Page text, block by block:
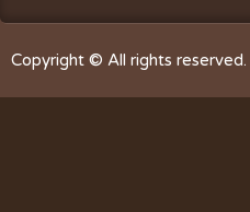
Copyright © All rights reserved.